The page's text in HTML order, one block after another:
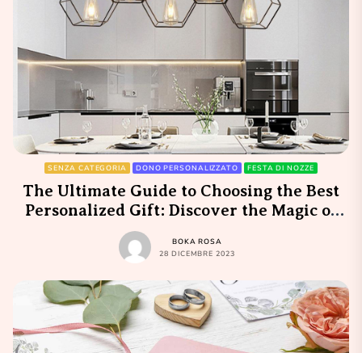
SENZA CATEGORIA DONO PERSONALIZZATO FESTA DI NOZZE
The Ultimate Guide to Choosing the Best
Personalized Gift: Discover the Magic of
Migliore Dono Personalizzato
BOKA ROSA
28 DICEMBRE 2023